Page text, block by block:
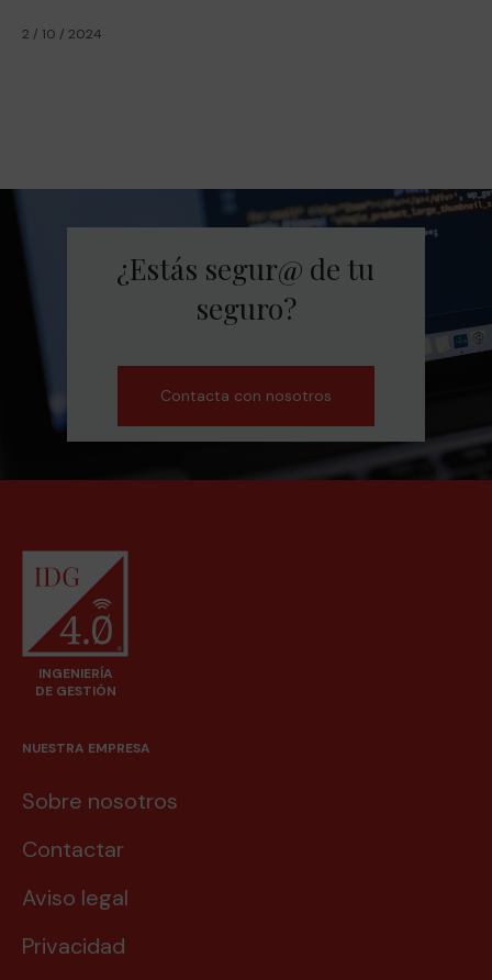
2 / 10 / 2024
¿Estás segur@ de tu
seguro?
Contacta con nosotros
INGENIERÍA
DE GESTIÓN
NUESTRA EMPRESA
Sobre nosotros
Contactar
Aviso legal
Privacidad